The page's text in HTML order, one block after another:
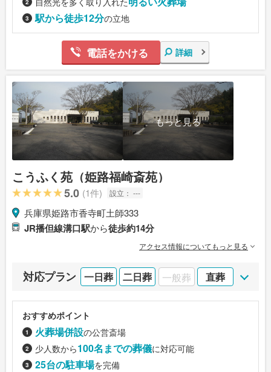
駅から徒歩12分の立地
電話をかける 詳細
もっと見る
こうふく苑（姫路福崎斎苑）
5.0 (1件) 設立： ---
兵庫県姫路市香寺町土師333
JR播但線溝口駅から徒歩約14分
アクセス情報についてもっと見る
対応プラン 一日葬 二日葬 一般葬 直葬
おすすめポイント
火葬場併設の公営斎場
少人数から100名までの葬儀に対応可能
25台の駐車場を完備